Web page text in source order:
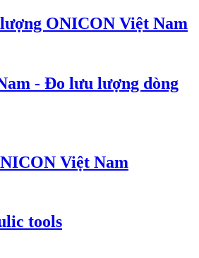
ONICON Việt Nam
- Đo lưu lượng dòng
Việt Nam
tools